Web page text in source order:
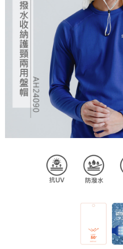
https://aftee.tw/terms/#terms3
３．未成年的使用者請事先徵得法定代理
「AFTEE先享後付」，若未經同意申辦
任。
４．使用「AFTEE先享後付」時，將依
時審查核予不同之上限額度；若仍有額度
請求用戶進行身份認證。
５．嚴禁一人註冊多個帳號或使用他人資
恩沛科技股份有限公司將有權停止該用戶